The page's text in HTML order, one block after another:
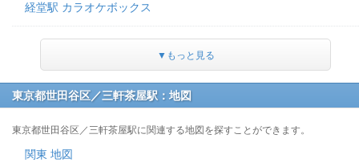
経堂駅 カラオケボックス
▼もっと見る
東京都世田谷区／三軒茶屋駅：地図
東京都世田谷区／三軒茶屋駅に関連する地図を探すことができます。
関東 地図